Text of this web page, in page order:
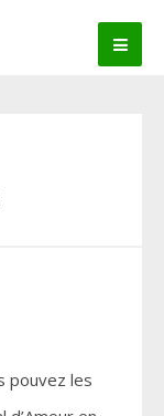
pouvez les